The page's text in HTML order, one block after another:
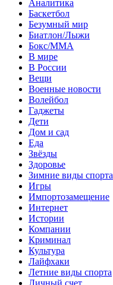
Аналитика
Баскетбол
Безумный мир
Биатлон/Лыжи
Бокс/MMA
В мире
В России
Вещи
Военные новости
Волейбол
Гаджеты
Дети
Дом и сад
Еда
Звёзды
Здоровье
Зимние виды спорта
Игры
Импортозамещение
Интернет
Истории
Компании
Криминал
Культура
Лайфхаки
Летние виды спорта
Личный счет